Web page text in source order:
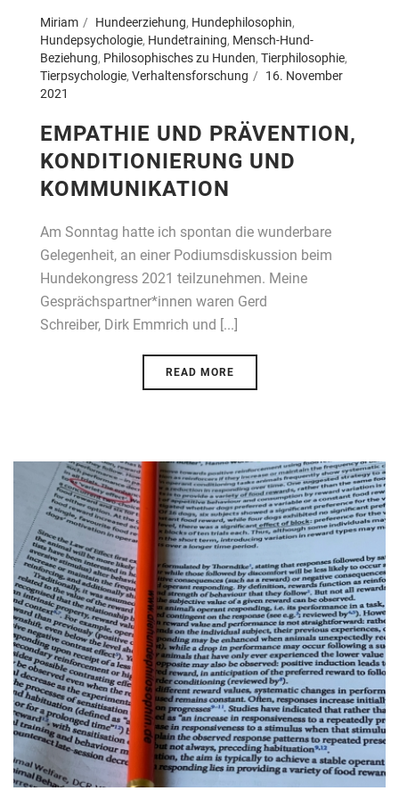
Miriam Hundeerziehung, Hundephilosophin,
Hundepsychologie, Hundetraining, Mensch-Hund-
Beziehung, Philosophisches zu Hunden, Tierphilosophie,
Tierpsychologie, Verhaltensforschung
16. November
2021
EMPATHIE UND PRÄVENTION,
KONDITIONIERUNG UND
KOMMUNIKATION
Am Sonntag hatte ich spontan die wunderbare
Gelegenheit, an einer Podiumsdiskussion beim
Hundekongress 2021 teilzunehmen. Meine
Gesprächspartner*innen waren Gerd
Schreiber, Dirk Emmrich und [...]
READ MORE